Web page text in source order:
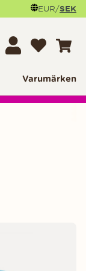
EUR/SEK
Varumärken